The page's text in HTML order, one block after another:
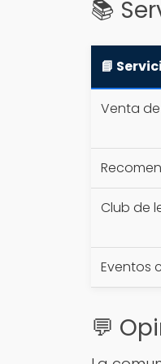
📚
📘
Venta
Club de
Eventos
💬